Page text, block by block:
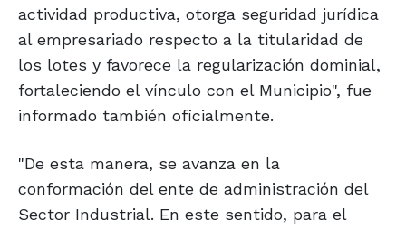
actividad productiva, otorga seguridad jurídica
al empresariado respecto a la titularidad de
los lotes y favorece la regularización dominial,
fortaleciendo el vínculo con el Municipio", fue
informado también oficialmente.
"De esta manera, se avanza en la
conformación del ente de administración del
Sector Industrial. En este sentido, para el